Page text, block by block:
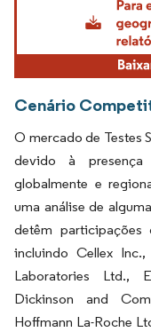
Cenário
O mercado de Testes
devido à
globalmente e
uma análise de
detêm
incluindo Cellex
Laboratories Ltd.,
Dickinson and
Hoffmann La-Roche